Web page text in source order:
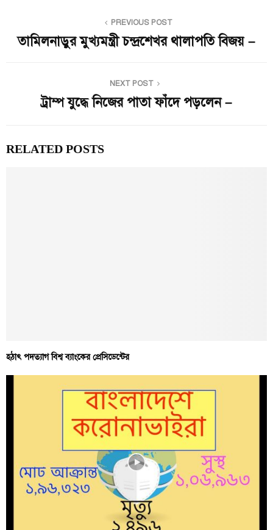
PREVIOUS POST
তামিলনাড়ুর মুখ্যমন্ত্রী চন্দ্রশেখর থালাপতি বিজয় –
NEXT POST
ট্রাম্প যুদ্ধে নিজের পাতা ফাঁদে পড়লেন –
RELATED POSTS
হঠাৎ পদত্যাগ বিশ্ব ব্যাংকের প্রেসিডেন্টের